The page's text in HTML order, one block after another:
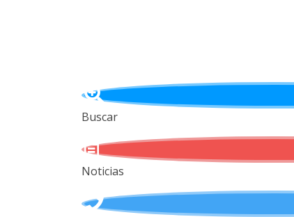
Buscar
Noticias